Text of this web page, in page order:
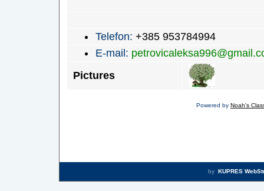
Telefon: +385 953784994
E-mail:
Pictures
Powered by Noah's
by KUPRES